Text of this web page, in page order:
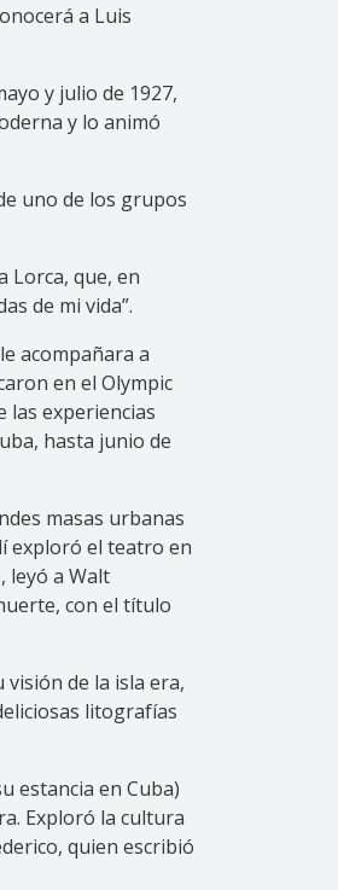
a Luis
y julio de 1927,
y lo animó
uno de los grupos
Lorca, que, en
de mi vida”.
acompañara a
en el Olympic
las experiencias
hasta junio de
masas urbanas
exploró el teatro en
leyó a Walt
con el título
de la isla era,
litografías
estancia en Cuba)
Exploró la cultura
quien escribió